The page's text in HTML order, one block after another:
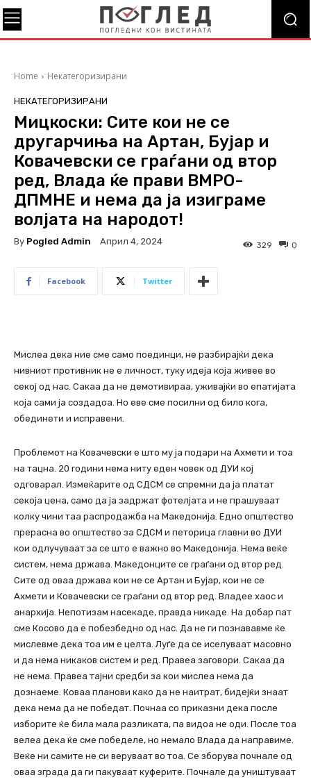
Home Некатегоризирани
НЕКАТЕГОРИЗИРАНИ
Мицкоски: Сите кои не се
другарчиња на Артан, Бујар и
Ковачевски се граѓани од втор
ред, Влада ќе прави ВМРО-
ДПМНЕ и нема да ја изиграме
волјата на народот!
By Pogled Admin Април 4, 2024 0
329
Facebook Twitter
Мислеа дека ние сме само поединци, не разбирајќи дека
нивниот противник не е личност, туку идеја која живее во
секој од нас. Сакаа да не демотивираа, уживајќи во епатијата
која сами ја создадоа. Но еве сме посилни од било кога,
обединети и исправени.
Проблемот на Ковачевски е што му ја подари на Ахмети и тоа
на тацна. 20 години нема ниту еден човек од ДУИ кој
одговарал. Измеќарите од СДСМ се спремни да ја платат
секоја цена, само да ја задржат фотелјата и не прашуваат
колку чини таа распродажба на Македонија. Едно општество
прерасна во општество за СДСМ и петорица главни во ДУИ
кои одлучуваат за се што е важно во Македонија. Нема веќе
систем, нема држава. Македонците се граѓани од втор ред.
Сите од оваа држава кои не се Артан и Бујар, кои не се
Ахмети и Ковачевски се граѓани од втор ред. Владее хаос и
анархија. Непотизам насекаде, правда никаде. На добар пат
сме Косово да е побезбедно од нас. Да не ги познававме ќе
мислевме дека тоа им е целта. Луѓе да се иселуваат масовно
и да нема никаков систем и ред. Правеа заговори. Сакаа да
не нема. Правеа тајни средби за кои мислеа нема да
дознаеме. Коваа планови како да не наитрат, бидејќи знаат
дека нема да не победат. Почнаа со приказни дека после
изборите ќе била мала разликата, па видоа не оди. После тоа
велеа дека ќе сме победеле, но немало Влада да направиме.
Веќе ни самите не си веруваат во тоа. Се зборува почнале од
оваа зграда да ги пакуваат куферите. Почнале да уништуваат